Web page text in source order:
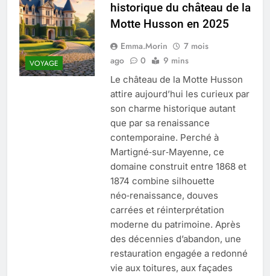
Quel est le salaire de Myriam Seurat en
2025 ?
4 Mois Ago
Okrami : comprendre ses
fonctionnalités clés et avantages
4 Mois Ago
Découvrez notre test d’orientation
gratuit spécialement conçu pour
collégiens et lycéens
4 Mois Ago
Liste complète des marques
rezoactif.com à connaître en 2025
4 Mois Ago
VOYAGE
historique du château de la
Motte Husson en 2025
Emma.Morin
7 mois
ago
0 9 mins
Le château de la Motte Husson
attire aujourd’hui les curieux par
son charme historique autant
que par sa renaissance
contemporaine. Perché à
Martigné‑sur‑Mayenne, ce
domaine construit entre 1868 et
1874 combine silhouette
néo‑renaissance, douves
carrées et réinterprétation
moderne du patrimoine. Après
des décennies d’abandon, une
restauration engagée a redonné
vie aux toitures, aux façades